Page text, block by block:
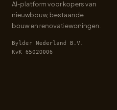
AI-platform voor kopers van
nieuwbouw, bestaande
bouw en renovatiewoningen.
Bylder Nederland B.V.
KvK 65020006